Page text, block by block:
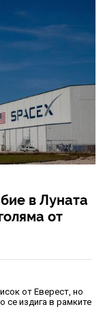
в Луната
от
от Еверест, но
се издига в рамките